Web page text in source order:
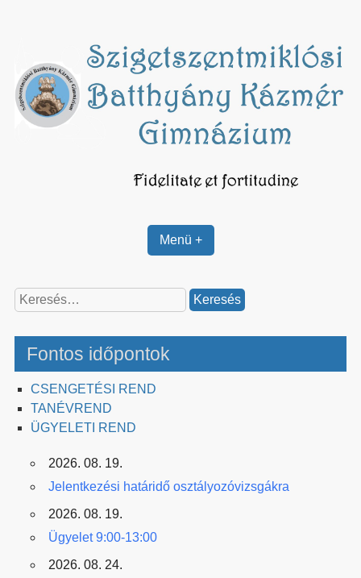
Menü +
Keresés:
Fontos időpontok
CSENGETÉSI REND
TANÉVREND
ÜGYELETI REND
2026. 08. 19.
Jelentkezési határidő osztályozóvizsgákra
2026. 08. 19.
Ügyelet 9:00-13:00
2026. 08. 24.